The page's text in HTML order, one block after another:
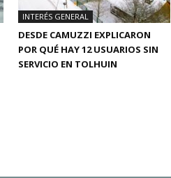
INTERÉS GENERAL
DESDE CAMUZZI EXPLICARON
POR QUÉ HAY 12 USUARIOS SIN
SERVICIO EN TOLHUIN